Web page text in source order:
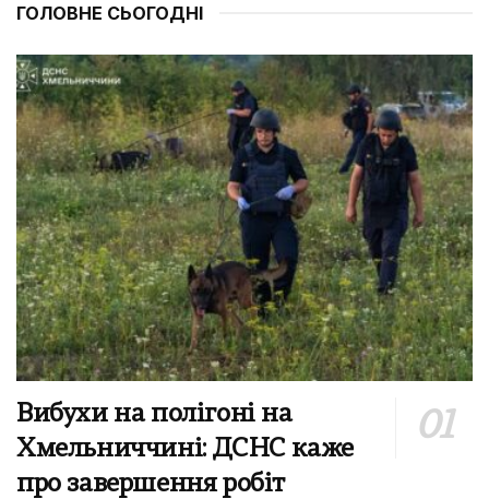
ГОЛОВНЕ СЬОГОДНІ
Вибухи на полігоні на
Хмельниччині: ДСНС каже
про завершення робіт